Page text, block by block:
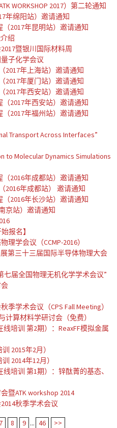
WORKSHOP 2017）第二轮通知
年绵阳站）邀请通知
（2017年昆明站）邀请通知
绍
暨银川国际材料周
子化学会议
2017年上海站）邀请通知
2017年厦门站）邀请通知
2017年西安站）邀请通知
（2017年西安站）邀请通知
（2017年福州站）邀请通知
Transport Across Interfaces”
to Molecular Dynamics Simulations
（2016年成都站）邀请通知
2016年成都站） 邀请通知
（2016年长沙站）邀请通知
京站）邀请通知
报名】
学会议（CCMP-2016）
第三十三届国际半导体物理大会
七届全国物理无机化学学术会议”
季学术会议（CPS Fall Meeting）
计算材料学研讨会（免费）
培训 第2期）：ReaxFF模拟金属
2015年2月）
2014年12月）
培训 第1期）：锌酞菁的基态、
暨ATK workshop 2014
秋季学术会议
7 8 9 ... 46 >>